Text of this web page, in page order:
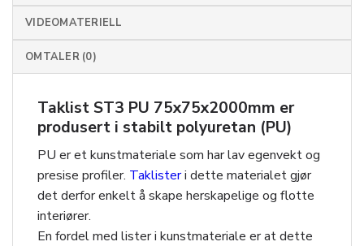
VIDEOMATERIELL
OMTALER (0)
Taklist ST3 PU 75x75x2000mm er
produsert i stabilt polyuretan (PU)
PU er et kunstmateriale som har lav egenvekt og
presise profiler. Taklisteri dette materialet gjør
det derfor enkelt å skape herskapelige og flotte
interiører.
En fordel med lister i kunstmateriale er at dette